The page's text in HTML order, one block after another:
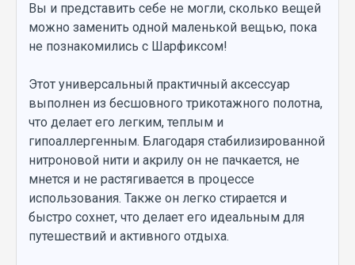
Вы и представить себе не могли, сколько вещей
можно заменить одной маленькой вещью, пока
не познакомились с Шарфиксом!
Этот универсальный практичный аксессуар
выполнен из бесшовного трикотажного полотна,
что делает его легким, теплым и
гипоаллергенным. Благодаря стабилизированной
нитроновой нити и акрилу он не пачкается, не
мнется и не растягивается в процессе
использования. Также он легко стирается и
быстро сохнет, что делает его идеальным для
путешествий и активного отдыха.